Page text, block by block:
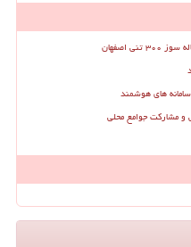
اصفهان
های هوشمند
و مشارکت جوامع محلی